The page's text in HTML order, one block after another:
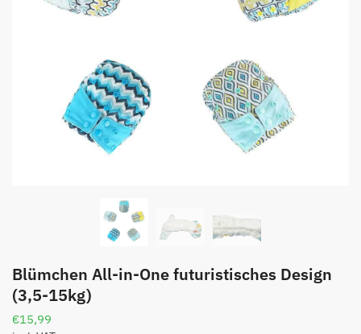
Blümchen All-in-One futuristisches Design
(3,5-15kg)
€15,99